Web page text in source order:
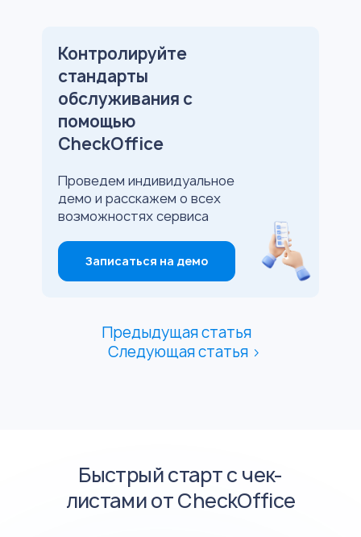
Контролируйте
стандарты
обслуживания с
помощью
CheckOffice
Проведем индивидуальное
демо и расскажем о всех
возможностях сервиса
Записаться на демо
Предыдущая статья
Следующая статья >
Быстрый старт с чек-
листами от CheckOffice